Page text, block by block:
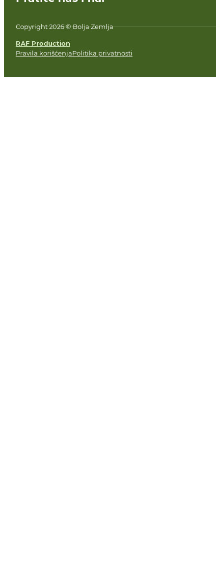
Copyright 2026 © Bolja Zemlja
RAF Production
Pravila korišćenjaPolitika privatnosti